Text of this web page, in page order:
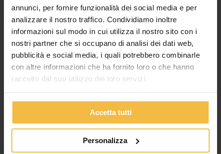
annunci, per fornire funzionalità dei social media e per
analizzare il nostro traffico. Condividiamo inoltre
informazioni sul modo in cui utilizza il nostro sito con i
nostri partner che si occupano di analisi dei dati web,
pubblicità e social media, i quali potrebbero combinarle
con altre informazioni che ha fornito loro o che hanno
raccolto dal suo utilizzo dei loro servizi.
Accetta tutti
Personalizza
Servizio
2019
da
record
e
aggiornamento
USA